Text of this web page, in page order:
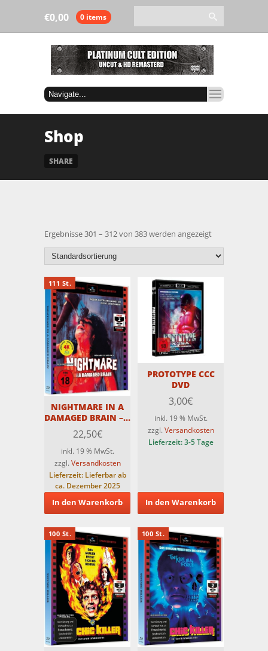
0,00
€ 0 items
Shop
SHARE
Ergebnisse 301 – 312 von 383 werden angezeigt
111 St.
NIGHTMARE IN A
DAMAGED BRAIN – 2
Disc ASTRO
Scanavo-Edition –
Cover 5 – Limitiert
auf 111 Stück
22,50€
inkl. 19 % MwSt.
zzgl. Versandkosten
Lieferzeit: Lieferbar ab
ca. Dezember 2025
In den Warenkorb
PROTOTYPE CCC
DVD
3,00€
inkl. 19 % MwSt.
zzgl. Versandkosten
Lieferzeit:3-5 Tage
In den Warenkorb
100 St. 100 St.